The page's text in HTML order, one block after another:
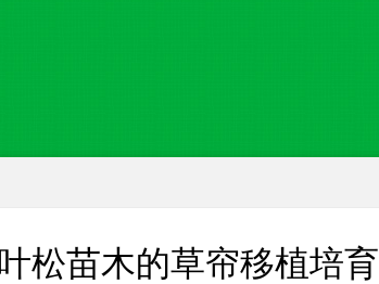
松苗木的草帘移植培育